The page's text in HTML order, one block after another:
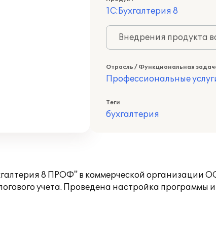
1С:Бухгалтерия 8
Внедрения продукта
Отрасль / Функциональная
Профессиональные
Теги
бухгалтерия
8 ПРОФ" в коммерческой организации
учета. Проведена настройка программы